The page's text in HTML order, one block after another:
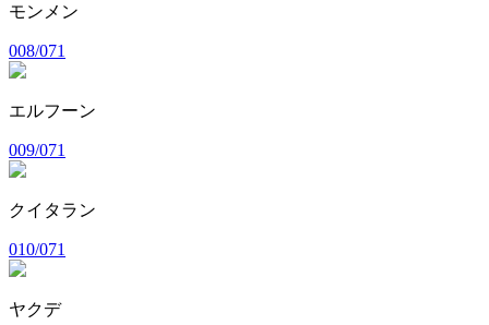
モンメン
008/071
エルフーン
009/071
クイタラン
010/071
ヤクデ